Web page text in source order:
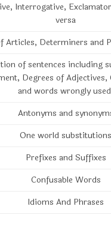
Interrogative,
versa
Articles, Determiners and
of sentences including
Degrees of Adjectives,
and words wrongly
Antonyms and
One world substitutions
Prefixes and Suffixes
Confusable Words
Idioms And Phrases